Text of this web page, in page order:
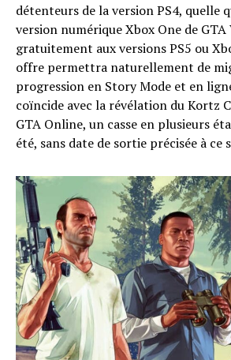
détenteurs de la version PS4, quelle
version numérique Xbox One de
gratuitement aux versions PS5 ou
offre permettra naturellement de
progression en Story Mode et en
coïncide avec la révélation du Kortz
GTA Online, un casse en plusieurs
été, sans date de sortie précisée à ce